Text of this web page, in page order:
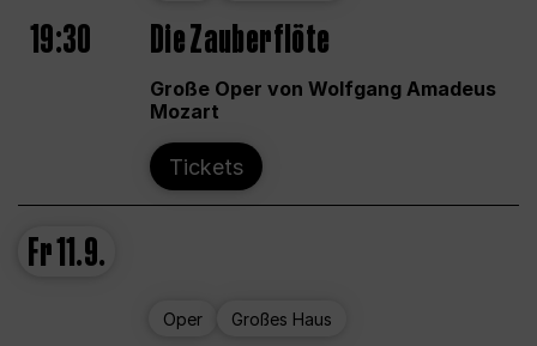
19:30 Die Zauberflöte
Große Oper von Wolfgang Amadeus
Mozart
Tickets
Fr11.9.
Oper Großes Haus